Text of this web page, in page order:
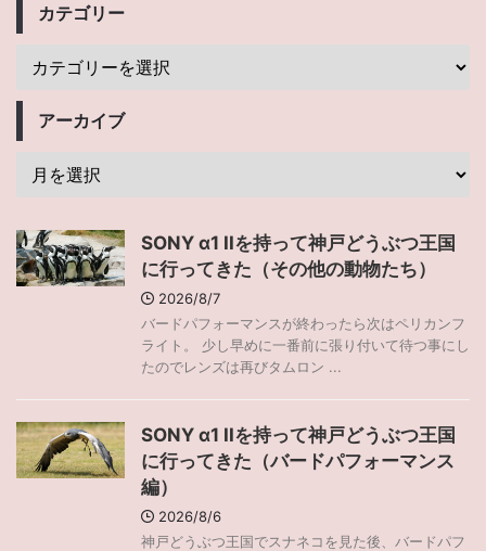
カテゴリー
アーカイブ
SONY α1 IIを持って神戸どうぶつ王国
に行ってきた（その他の動物たち）
2026/8/7
バードパフォーマンスが終わったら次はペリカンフ
ライト。 少し早めに一番前に張り付いて待つ事にし
たのでレンズは再びタムロン ...
SONY α1 IIを持って神戸どうぶつ王国
に行ってきた（バードパフォーマンス
編）
2026/8/6
神戸どうぶつ王国でスナネコを見た後、バードパフ